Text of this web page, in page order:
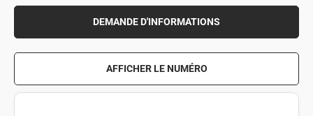
DEMANDE D'INFORMATIONS
AFFICHER LE NUMÉRO